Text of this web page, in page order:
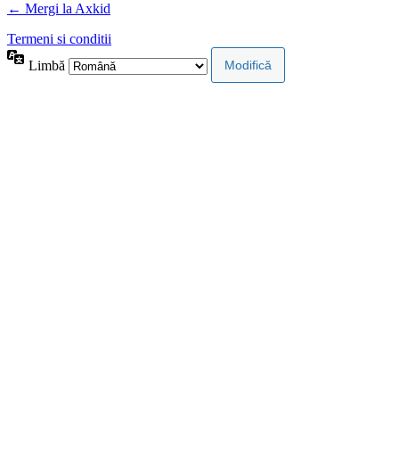
← Mergi la Axkid
Termeni si conditii
Limbă